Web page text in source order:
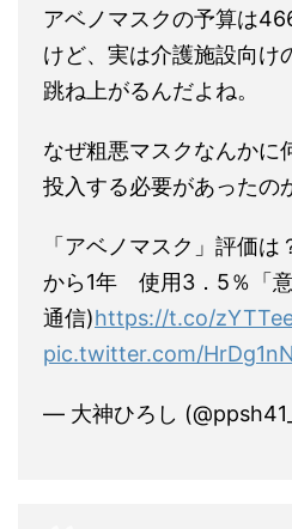
アベノマスクの予算は
けど、実は介護施設向け
跳ね上がるんだよね。
なぜ粗悪マスクなんかに
投入する必要があったの
「アベノマスク」評
から1年 使用3．5％「
通信)https://t.co/
pic.twitter.com/
— 大神ひろし